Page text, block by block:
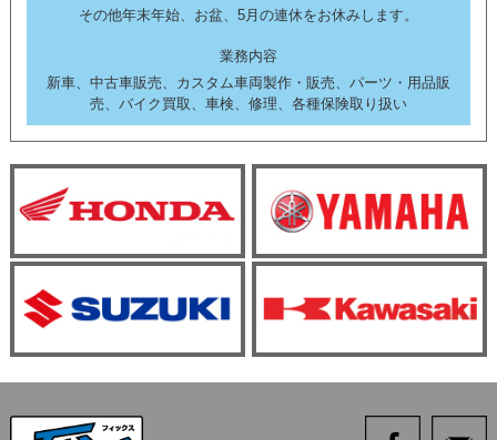
その他年末年始、お盆、5月の連休をお休みします。
業務内容
新車、中古車販売、カスタム車両製作・販売、パーツ・用品販
売、バイク買取、車検、修理、各種保険取り扱い